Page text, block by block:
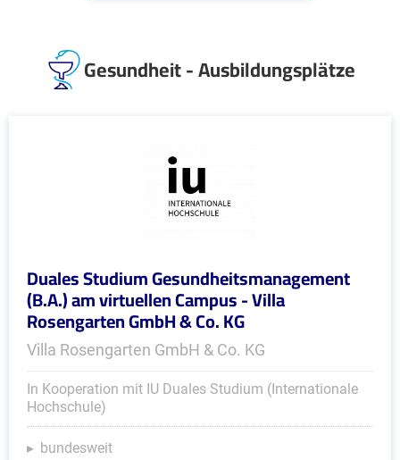
Gesundheit - Ausbildungsplätze
Duales Studium Gesundheitsmanagement
(B.A.) am virtuellen Campus - Villa
Rosengarten GmbH & Co. KG
Villa Rosengarten GmbH & Co. KG
In Kooperation mit IU Duales Studium (Internationale
Hochschule)
bundesweit